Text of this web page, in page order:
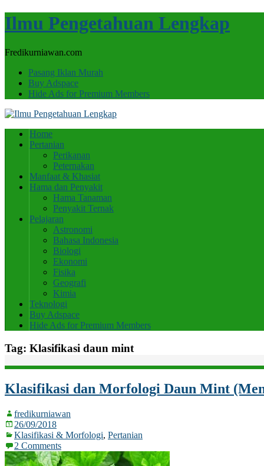
Ilmu Pengetahuan Lengkap
Fredikurniawan.com
Pasang Iklan Murah
Buy Adspace
Hide Ads for Premium Members
Home
Pertanian
Perikanan
Peternakan
Manfaat & Khasiat
Hama dan Penyakit
Hama Tanaman
Penyakit Ternak
Pelajaran
Astronomi
Bahasa Indonesia
Biologi
Ekonomi
Fisika
Geografi
Kimia
Teknologi
Buy Adspace
Hide Ads for Premium Members
Tag: Klasifikasi daun mint
Klasifikasi dan Morfologi Daun Mint
fredikurniawan
26/09/2018
Klasifikasi & Morfologi, Pertanian
2 Comments